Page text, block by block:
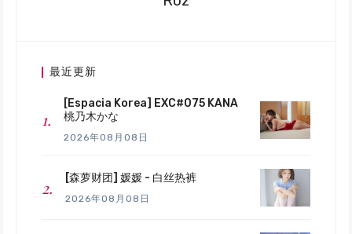
最近更新
[Espacia Korea] EXC#075 KANA
桃乃木かな
2026年08月08日
[森萝财团] 媛媛 - 白丝热裤
2026年08月08日